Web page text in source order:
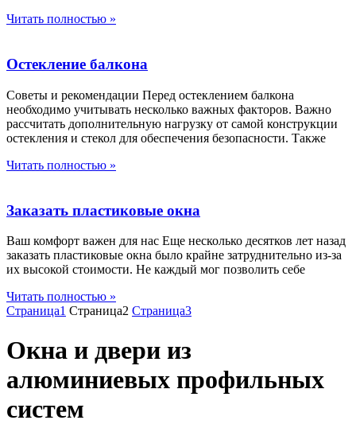
Читать полностью »
Остекление балкона
Советы и рекомендации Перед остеклением балкона
необходимо учитывать несколько важных факторов. Важно
рассчитать дополнительную нагрузку от самой конструкции
остекления и стекол для обеспечения безопасности. Также
Читать полностью »
Заказать пластиковые окна
Ваш комфорт важен для нас Еще несколько десятков лет назад
заказать пластиковые окна было крайне затруднительно из-за
их высокой стоимости. Не каждый мог позволить себе
Читать полностью »
Страница1 Страница2 Страница3
Окна и двери из
алюминиевых профильных
систем